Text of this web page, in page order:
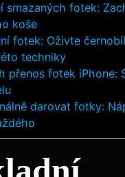
smazaných fotek:
koše
fotek: Oživte
techniky
přenos fotek iPhone:
darovat fotky: